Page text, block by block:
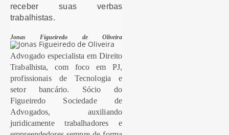
receber suas verbas
trabalhistas.
Jonas Figueiredo de Oliveira
Advogado especialista em Direito
Trabalhista, com foco em PJ,
profissionais de Tecnologia e
setor bancário. Sócio do
Figueiredo Sociedade de
Advogados, auxiliando
juridicamente trabalhadores e